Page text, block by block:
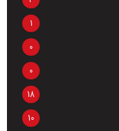
1
0
0
18
10